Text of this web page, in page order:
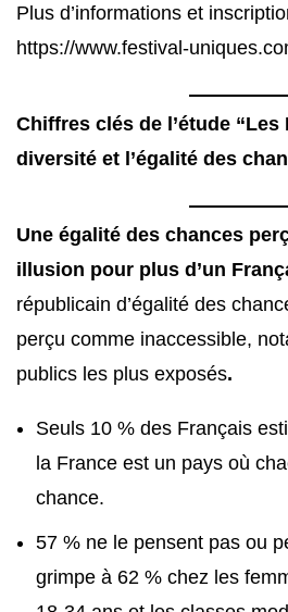
Plus d’informations et
https://www.festival-
Chiffres clés de l’étude “Les
diversité et l’égalité des
Une égalité des chances
illusion pour plus d’un
républicain d’égalité des
perçu comme inaccessible,
publics les plus exposés.
Seuls 10 % des Français
la France est un pays où
chance.
57 % ne le pensent pas ou
grimpe à 62 % chez les